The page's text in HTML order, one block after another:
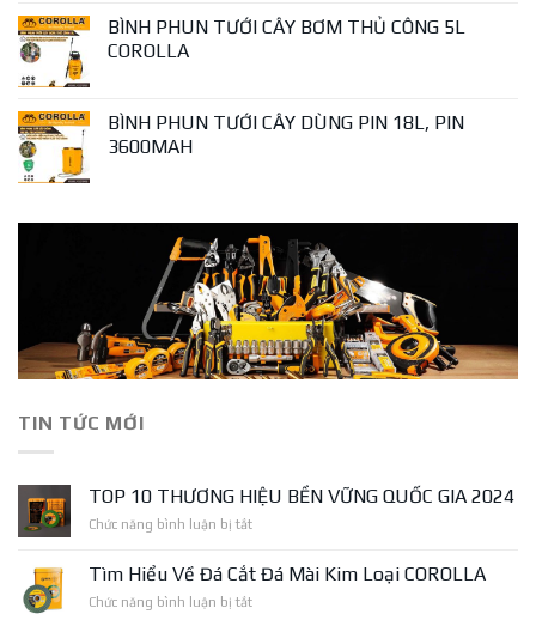
BÌNH PHUN TƯỚI CÂY BƠM THỦ CÔNG 5L
COROLLA
BÌNH PHUN TƯỚI CÂY DÙNG PIN 18L, PIN
3600MAH
TIN TỨC MỚI
TOP 10 THƯƠNG HIỆU BỀN VỮNG QUỐC GIA 2024
Chức năng bình luận bị tắtở
THƯƠNG
HIỆU
Tìm Hiểu Về Đá Cắt Đá Mài Kim Loại COROLLA
Chức năng bình luận bị tắtở